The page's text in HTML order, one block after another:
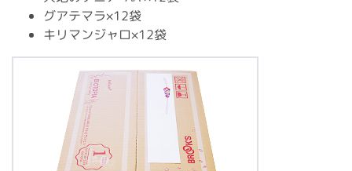
グアテマラ×12袋
キリマンジャロ×12袋